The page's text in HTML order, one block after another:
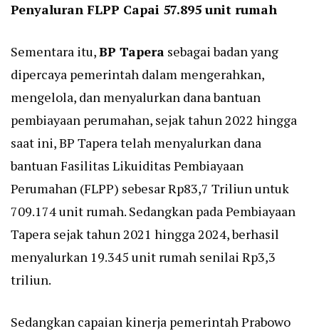
Penyaluran FLPP Capai 57.895 unit rumah
Sementara itu,BP Tapera sebagai badan yang
dipercaya pemerintah dalam mengerahkan,
mengelola, dan menyalurkan dana bantuan
pembiayaan perumahan, sejak tahun 2022 hingga
saat ini, BP Tapera telah menyalurkan dana
bantuan Fasilitas Likuiditas Pembiayaan
Perumahan (FLPP) sebesar Rp83,7 Triliun untuk
709.174 unit rumah. Sedangkan pada Pembiayaan
Tapera sejak tahun 2021 hingga 2024, berhasil
menyalurkan 19.345 unit rumah senilai Rp3,3
triliun.
Sedangkan capaian kinerja pemerintah Prabowo